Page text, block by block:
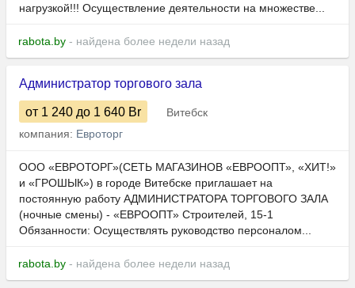
нагрузкой!!! Осуществление деятельности на множестве...
rabota.by - найдена более недели назад
Администратор торгового зала
от 1 240 до 1 640 Br
Витебск
компания: Евроторг
ООО «ЕВРОТОРГ»(СЕТЬ МАГАЗИНОВ «ЕВРООПТ», «ХИТ!»
и «ГРОШЫК») в городе Витебске приглашает на
постоянную работу АДМИНИСТРАТОРА ТОРГОВОГО ЗАЛА
(ночные смены) - «ЕВРООПТ» Строителей, 15-1
Обязанности: Осуществлять руководство персоналом...
rabota.by - найдена более недели назад